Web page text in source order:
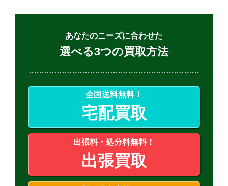
あなたのニーズに合わせた
選べる3つの買取方法
全国送料無料！
宅配買取
出張料・処分料無料！
出張買取